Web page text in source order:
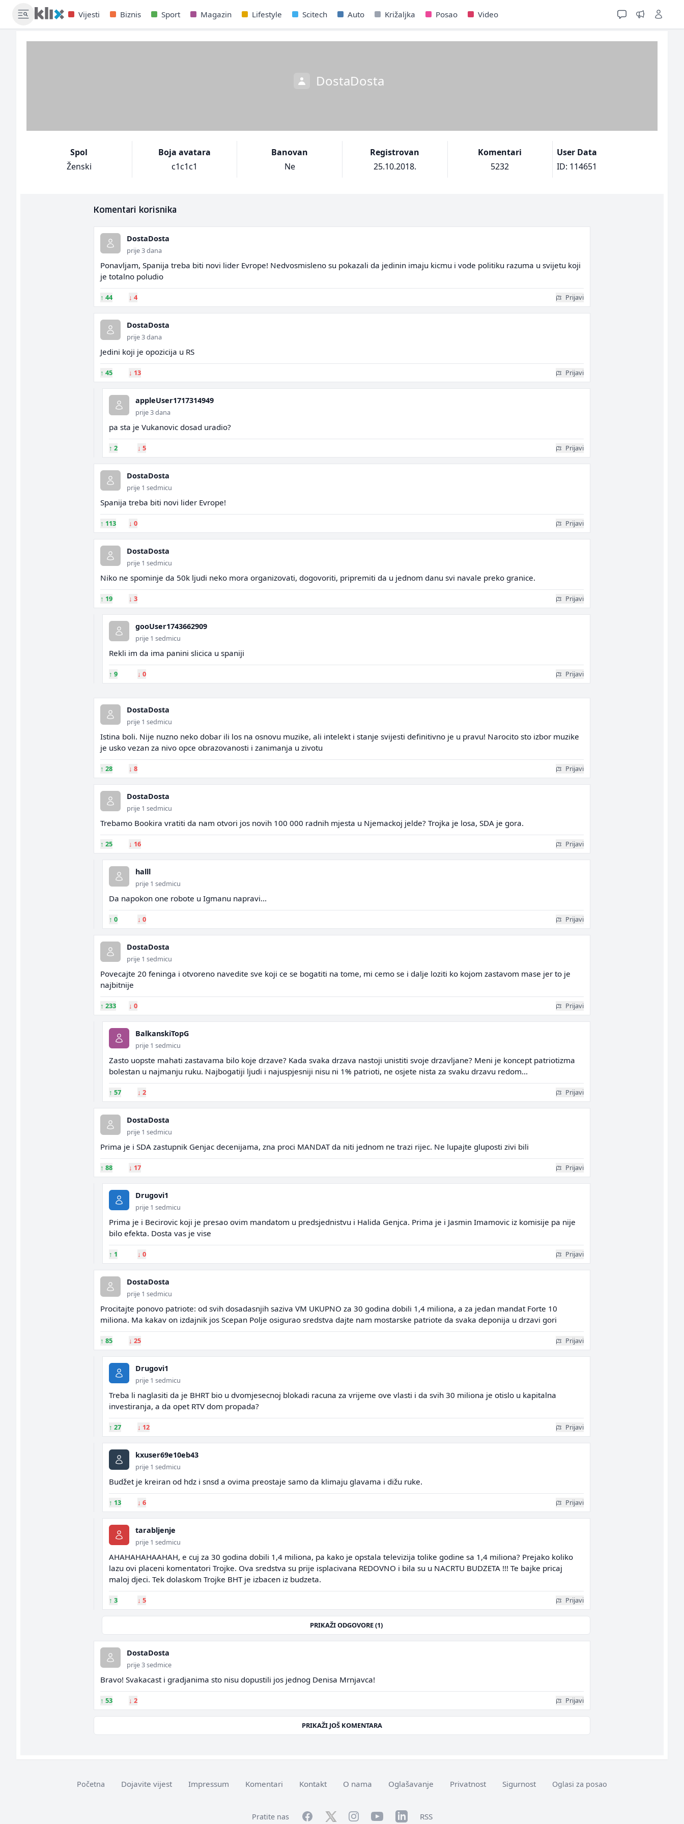
Vijesti Biznis Sport Magazin Lifestyle Scitech Auto Križaljka Posao Video
DostaDosta
Spol
Ženski
Boja avatara
c1c1c1
Banovan
Ne
Registrovan
25.10.2018.
Komentari
5232
User Data
ID: 114651
Komentari korisnika
DostaDosta
prije 3 dana
Ponavljam, Spanija treba biti novi lider Evrope! Nedvosmisleno su pokazali da jedinin imaju kicmu i vode politiku razuma u svijetu koji
je totalno poludio
↑ 44 ↓ 4 Prijavi
DostaDosta
prije 3 dana
Jedini koji je opozicija u RS
↑ 45 ↓ 13 Prijavi
appleUser1717314949
prije 3 dana
pa sta je Vukanovic dosad uradio?
↑ 2 ↓ 5 Prijavi
DostaDosta
prije 1 sedmicu
Spanija treba biti novi lider Evrope!
↑ 113 ↓ 0 Prijavi
DostaDosta
prije 1 sedmicu
Niko ne spominje da 50k ljudi neko mora organizovati, dogovoriti, pripremiti da u jednom danu svi navale preko granice.
↑ 19 ↓ 3 Prijavi
gooUser1743662909
prije 1 sedmicu
Rekli im da ima panini slicica u spaniji
↑ 9 ↓ 0 Prijavi
DostaDosta
prije 1 sedmicu
Istina boli. Nije nuzno neko dobar ili los na osnovu muzike, ali intelekt i stanje svijesti definitivno je u pravu! Narocito sto izbor muzike
je usko vezan za nivo opce obrazovanosti i zanimanja u zivotu
↑ 28 ↓ 8 Prijavi
DostaDosta
prije 1 sedmicu
Trebamo Bookira vratiti da nam otvori jos novih 100 000 radnih mjesta u Njemackoj jelde? Trojka je losa, SDA je gora.
↑ 25 ↓ 16 Prijavi
halll
prije 1 sedmicu
Da napokon one robote u Igmanu napravi...
↑ 0 ↓ 0 Prijavi
DostaDosta
prije 1 sedmicu
Povecajte 20 feninga i otvoreno navedite sve koji ce se bogatiti na tome, mi cemo se i dalje loziti ko kojom zastavom mase jer to je
najbitnije
↑ 233 ↓ 0 Prijavi
BalkanskiTopG
prije 1 sedmicu
Zasto uopste mahati zastavama bilo koje drzave? Kada svaka drzava nastoji unistiti svoje drzavljane? Meni je koncept patriotizma
bolestan u najmanju ruku. Najbogatiji ljudi i najuspjesniji nisu ni 1% patrioti, ne osjete nista za svaku drzavu redom...
↑ 57 ↓ 2 Prijavi
DostaDosta
prije 1 sedmicu
Prima je i SDA zastupnik Genjac decenijama, zna proci MANDAT da niti jednom ne trazi rijec. Ne lupajte gluposti zivi bili
↑ 88 ↓ 17 Prijavi
Drugovi1
prije 1 sedmicu
Prima je i Becirovic koji je presao ovim mandatom u predsjednistvu i Halida Genjca. Prima je i Jasmin Imamovic iz komisije pa nije
bilo efekta. Dosta vas je vise
↑ 1 ↓ 0 Prijavi
DostaDosta
prije 1 sedmicu
Procitajte ponovo patriote: od svih dosadasnjih saziva VM UKUPNO za 30 godina dobili 1,4 miliona, a za jedan mandat Forte 10
miliona. Ma kakav on izdajnik jos Scepan Polje osigurao sredstva dajte nam mostarske patriote da svaka deponija u drzavi gori
↑ 85 ↓ 25 Prijavi
Drugovi1
prije 1 sedmicu
Treba li naglasiti da je BHRT bio u dvomjesecnoj blokadi racuna za vrijeme ove vlasti i da svih 30 miliona je otislo u kapitalna
investiranja, a da opet RTV dom propada?
↑ 27 ↓ 12 Prijavi
kxuser69e10eb43
prije 1 sedmicu
Budžet je kreiran od hdz i snsd a ovima preostaje samo da klimaju glavama i dižu ruke.
↑ 13 ↓ 6 Prijavi
tarabljenje
prije 1 sedmicu
AHAHAHAHAAHAH, e cuj za 30 godina dobili 1,4 miliona, pa kako je opstala televizija tolike godine sa 1,4 miliona? Prejako koliko
lazu ovi placeni komentatori Trojke. Ova sredstva su prije isplacivana REDOVNO i bila su u NACRTU BUDZETA !!! Te bajke pricaj
maloj djeci. Tek dolaskom Trojke BHT je izbacen iz budzeta.
↑ 3 ↓ 5 Prijavi
PRIKAŽI ODGOVORE (1)
DostaDosta
prije 3 sedmice
Bravo! Svakacast i gradjanima sto nisu dopustili jos jednog Denisa Mrnjavca!
↑ 53 ↓ 2 Prijavi
PRIKAŽI JOŠ KOMENTARA
Početna Dojavite vijest Impressum Komentari Kontakt O nama Oglašavanje Privatnost Sigurnost Oglasi za posao
Pratite nas FacebookTwitterInstagramYouTubeLinkedInRSS